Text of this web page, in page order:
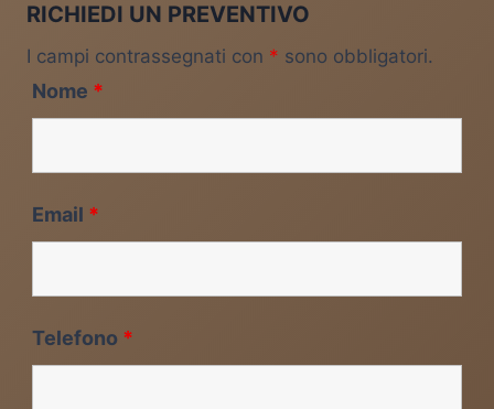
RICHIEDI UN PREVENTIVO
I campi contrassegnati con * sono obbligatori.
Nome *
Email *
Telefono *